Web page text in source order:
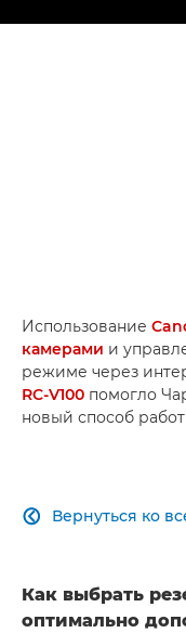
Использование
камерами и
режиме через
RC-V100 помогло
новый способ
Вернуться ко

Как выбрать
оптимально